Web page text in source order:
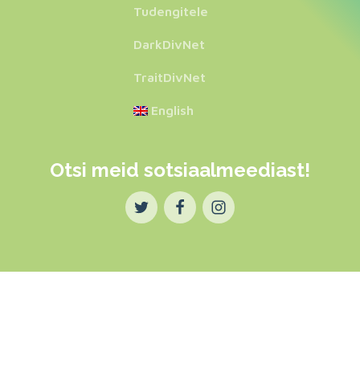
Tudengitele
DarkDivNet
TraitDivNet
English
Otsi meid sotsiaalmeediast!